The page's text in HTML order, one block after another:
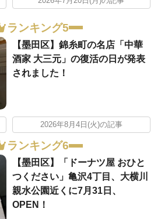
ランキング5
【墨田区】錦糸町の名店「中華
酒家 大三元」の復活の日が発表
されました！
2026年8月4日(火)の記事
ランキング6
【墨田区】「ドーナツ屋 おひと
つください」亀沢4丁目、大横川
親水公園近くに7月31日、
OPEN！